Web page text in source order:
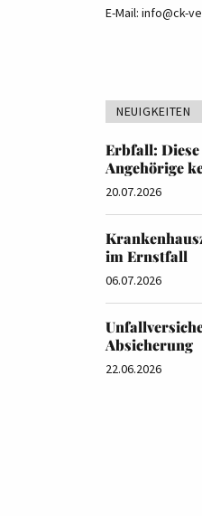
E-Mail: info@ck-
NEUIGKEITEN
Erbfall:
Angehörige
20.07.2026
im Ernstfall
06.07.2026
Absicherung
22.06.2026